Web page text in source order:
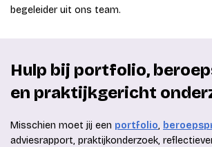
begeleider uit ons team.
Hulp bij portfolio,
en praktijkgericht
Misschien moet jij een portfolio,
adviesrapport, praktijkonderzoek,